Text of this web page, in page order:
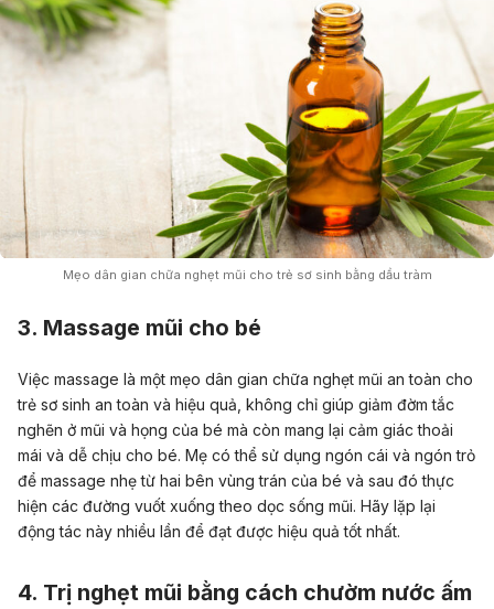
Mẹo dân gian chữa nghẹt mũi cho trẻ sơ sinh bằng dầu tràm
3. Massage mũi cho bé
Việc massage là một mẹo dân gian chữa nghẹt mũi an toàn cho
trẻ sơ sinh an toàn và hiệu quả, không chỉ giúp giảm đờm tắc
nghẽn ở mũi và họng của bé mà còn mang lại cảm giác thoải
mái và dễ chịu cho bé. Mẹ có thể sử dụng ngón cái và ngón trỏ
để massage nhẹ từ hai bên vùng trán của bé và sau đó thực
hiện các đường vuốt xuống theo dọc sống mũi. Hãy lặp lại
động tác này nhiều lần để đạt được hiệu quả tốt nhất.
4. Trị nghẹt mũi bằng cách chườm nước ấm